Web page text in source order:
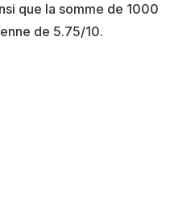
que la somme de 1000
de 5.75/10.